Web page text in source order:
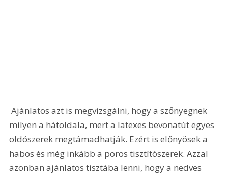
Ajánlatos azt is megvizsgálni, hogy a szőnyegnek
milyen a hátoldala, mert a latexes bevonatút egyes
oldószerek megtámadhatják. Ezért is előnyösek a
habos és még inkább a poros tisztítószerek. Azzal
azonban ajánlatos tisztába lenni, hogy a nedves